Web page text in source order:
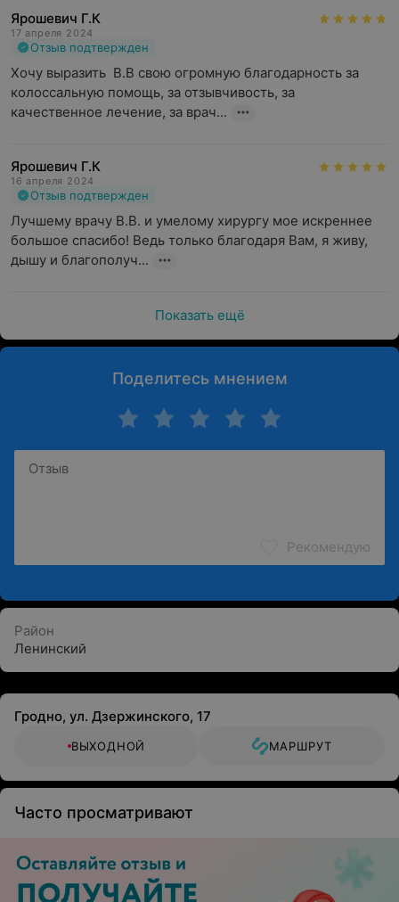
Ярошевич Г.К
17 апреля 2024
Отзыв подтвержден
Хочу выразить  В.В свою огромную благодарность за
колоссальную помощь, за отзывчивость, за
качественное лечение, за врач...
Ярошевич Г.К
16 апреля 2024
Отзыв подтвержден
Лучшему врачу В.В. и умелому хирургу мое искреннее
большое спасибо! Ведь только благодаря Вам, я живу,
дышу и благополуч...
Показать ещё
Поделитесь мнением
Рекомендую
Район
Ленинский
Гродно, ул. Дзержинского, 17
ВЫХОДНОЙ МАРШРУТ
Часто просматривают